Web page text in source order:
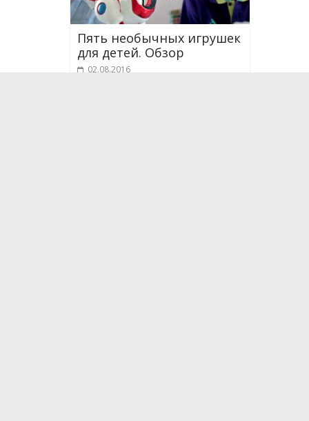
Пять необычных игрушек
для детей. Обзор
02.08.2016